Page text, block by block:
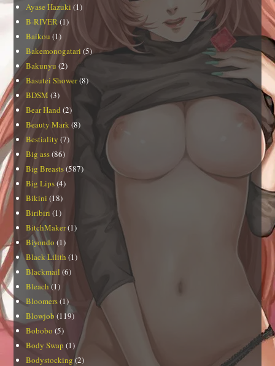
Ayase Hazuki (1)
B-RIVER(1)
Baikou (1)
Bakemonogatari (5)
Bakunyu (2)
Basutei Shower(8)
BDSM (3)
Bear Hand (2)
Beauty Mark (8)
Bestiality (7)
Big ass(86)
Big Breasts(587)
Big Lips(4)
Bikini (18)
Biribiri (1)
BitchMaker(1)
Biyondo (1)
Black Lilith (1)
Blackmail (6)
Bleach(1)
Bloomers(1)
Blowjob (119)
Bobobo (5)
Body Swap (1)
Bodystocking(2)